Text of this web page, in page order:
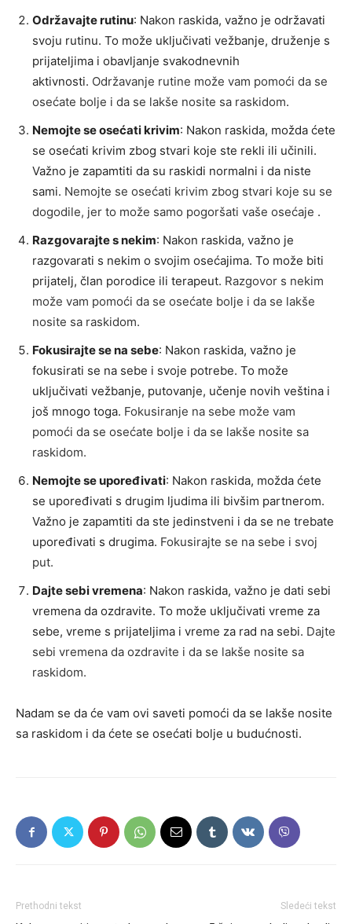
Održavajte rutinu: Nakon raskida, važno je održavati
svoju rutinu. To može uključivati vežbanje, druženje s
prijateljima i obavljanje svakodnevnih
aktivnosti. Održavanje rutine može vam pomoći da se
osećate bolje i da se lakše nosite sa raskidom.
Nemojte se osećati krivim: Nakon raskida, možda ćete
se osećati krivim zbog stvari koje ste rekli ili učinili.
Važno je zapamtiti da su raskidi normalni i da niste
sami. Nemojte se osećati krivim zbog stvari koje su se
dogodile, jer to može samo pogoršati vaše osećaje .
Razgovarajte s nekim: Nakon raskida, važno je
razgovarati s nekim o svojim osećajima. To može biti
prijatelj, član porodice ili terapeut. Razgovor s nekim
može vam pomoći da se osećate bolje i da se lakše
nosite sa raskidom.
Fokusirajte se na sebe: Nakon raskida, važno je
fokusirati se na sebe i svoje potrebe. To može
uključivati vežbanje, putovanje, učenje novih veština i
još mnogo toga. Fokusiranje na sebe može vam
pomoći da se osećate bolje i da se lakše nosite sa
raskidom.
Nemojte se upoređivati: Nakon raskida, možda ćete
se upoređivati s drugim ljudima ili bivšim partnerom.
Važno je zapamtiti da ste jedinstveni i da se ne trebate
upoređivati s drugima. Fokusirajte se na sebe i svoj
put.
Dajte sebi vremena: Nakon raskida, važno je dati sebi
vremena da ozdravite. To može uključivati vreme za
sebe, vreme s prijateljima i vreme za rad na sebi. Dajte
sebi vremena da ozdravite i da se lakše nosite sa
raskidom.
Nadam se da će vam ovi saveti pomoći da se lakše nosite
sa raskidom i da ćete se osećati bolje u budućnosti.
Prethodni tekst Sledeći tekst